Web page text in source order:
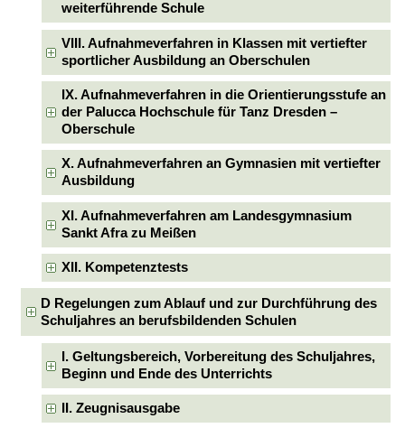
weiterführende Schule
VIII. Aufnahmeverfahren in Klassen mit vertiefter
sportlicher Ausbildung an Oberschulen
IX. Aufnahmeverfahren in die Orientierungsstufe an
der Palucca Hochschule für Tanz Dresden –
Oberschule
X. Aufnahmeverfahren an Gymnasien mit vertiefter
Ausbildung
XI. Aufnahmeverfahren am Landesgymnasium
Sankt Afra zu Meißen
XII. Kompetenztests
D Regelungen zum Ablauf und zur Durchführung des
Schuljahres an berufsbildenden Schulen
I. Geltungsbereich, Vorbereitung des Schuljahres,
Beginn und Ende des Unterrichts
II. Zeugnisausgabe